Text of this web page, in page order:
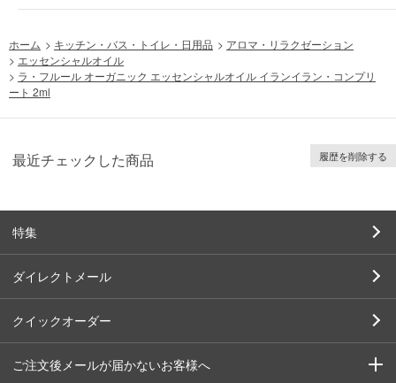
ホーム > キッチン・バス・トイレ・日用品 > アロマ・リラクゼーション
> エッセンシャルオイル
> ラ・フルール オーガニック エッセンシャルオイル イランイラン・コンプリ
ート 2ml
最近チェックした商品 履歴を削除する
特集
ダイレクトメール
クイックオーダー
ご注文後メールが届かないお客様へ